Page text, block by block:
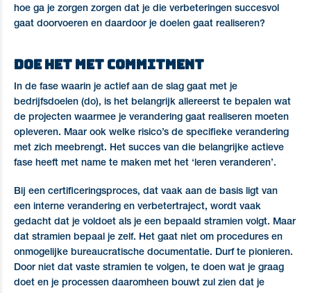
hoe ga je zorgen zorgen dat je die verbeteringen succesvol
gaat doorvoeren en daardoor je doelen gaat realiseren?
Doe het met commitment
In de fase waarin je actief aan de slag gaat met je
bedrijfsdoelen (do), is het belangrijk allereerst te bepalen wat
de projecten waarmee je verandering gaat realiseren moeten
opleveren. Maar ook welke risico’s de specifieke verandering
met zich meebrengt. Het succes van die belangrijke actieve
fase heeft met name te maken met het ‘leren veranderen’.
Bij een certificeringsproces, dat vaak aan de basis ligt van
een interne verandering en verbetertraject, wordt vaak
gedacht dat je voldoet als je een bepaald stramien volgt. Maar
dat stramien bepaal je zelf. Het gaat niet om procedures en
onmogelijke bureaucratische documentatie. Durf te pionieren.
Door niet dat vaste stramien te volgen, te doen wat je graag
doet en je processen daaromheen bouwt zul zien dat je